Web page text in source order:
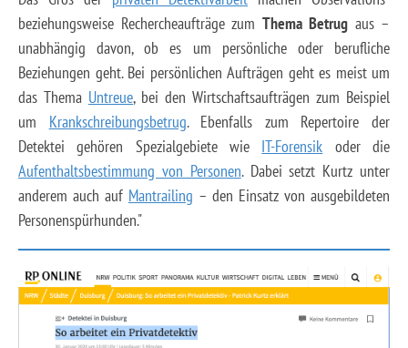
beziehungsweise Rechercheaufträge zum Thema Betrug aus –
unabhängig davon, ob es um persönliche oder berufliche
Beziehungen geht. Bei persönlichen Aufträgen geht es meist um
das Thema Untreue, bei den Wirtschaftsaufträgen zum Beispiel
um Krankschreibungsbetrug. Ebenfalls zum Repertoire der
Detektei gehören Spezialgebiete wie IT-Forensik oder die
Aufenthaltsbestimmung von Personen. Dabei setzt Kurtz unter
anderem auch auf Mantrailing – den Einsatz von ausgebildeten
Personenspürhunden."